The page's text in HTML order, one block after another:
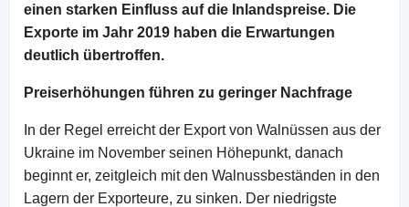
einen starken Einfluss auf die Inlandspreise. Die
Exporte im Jahr 2019 haben die Erwartungen
deutlich übertroffen.
Preiserhöhungen führen zu geringer Nachfrage
In der Regel erreicht der Export von Walnüssen aus der
Ukraine im November seinen Höhepunkt, danach
beginnt er, zeitgleich mit den Walnussbeständen in den
Lagern der Exporteure, zu sinken. Der niedrigste